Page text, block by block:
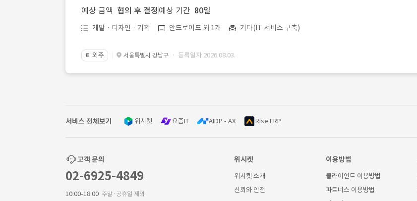
예상 금액 협의 후 결정 예상 기간 80일
개발 · 디자인 · 기획 안드로이드 외 1개 기타(IT 서비스 구축)
📔 외주 서울특별시 강남구 · 등록일자 2026.08.03.
서비스 전체보기 위시켓 요즘IT AIDP - AX Rise ERP
고객 문의
02-6925-4849
10:00-18:00 주말·공휴일 제외
위시켓
위시켓 소개
신뢰와 안전
이용방법
클라이언트 이용방법
파트너스 이용방법